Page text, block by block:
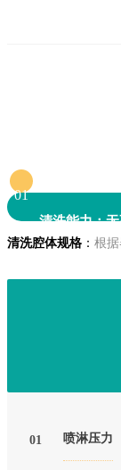
01
清洗能力：
清洗腔体规格 ： 根
01 喷淋压力